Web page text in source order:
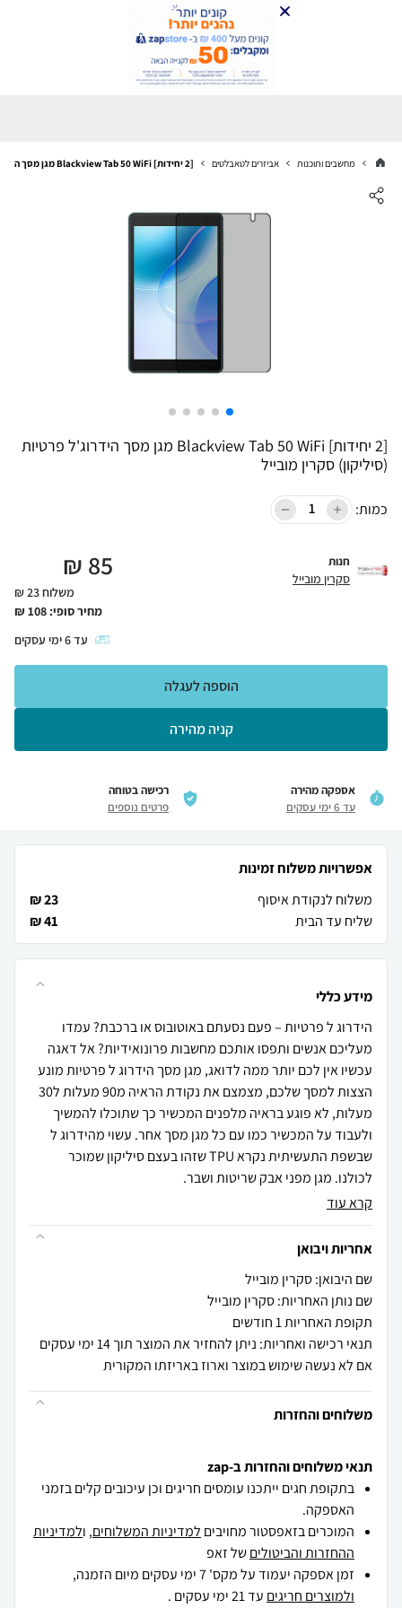
מחשבים ותוכנות אביזרים לטאבלטים [2 יחידות] Blackview Tab 50 WiFi מגן מסך הידרוג'ל פרטיות (סיליקון) סקרין מובייל
[2 יחידות] Blackview Tab 50 WiFi מגן מסך הידרוג'ל פרטיות
(סיליקון) סקרין מובייל
כמות:
חנות
סקרין מובייל 85
₪
משלוח 23 ₪
מחיר סופי: 108
₪
עד6ימי עסקים
קניה מהירה
הוספה לעגלה
אספקה מהירה
עד 6 ימי עסקים
רכישה בטוחה
פרטים נוספים
אפשרויות משלוח זמינות
משלוח לנקודת איסוף
23 ₪
שליח עד הבית
41 ₪
מידע כללי
הידרוג ל פרטיות – פעם נסעתם באוטובוס או ברכבת? עמדו
מעליכם אנשים ותפסו אותכם מחשבות פרונואידיות? אל דאגה
עכשיו אין לכם יותר ממה לדואג, מגן מסך הידרוג ל פרטיות מונע
הצצות למסך שלכם, מצמצם את נקודת הראיה מ90 מעלות ל30
מעלות, לא פוגע בראיה מלפנים המכשיר כך שתוכלו להמשיך
ולעבוד על המכשיר כמו עם כל מגן מסך אחר. עשוי מהידרוג ל
שבשפת התעשיתית נקרא TPU שזהו בעצם סיליקון שמוכר
לכולנו. מגן מפני אבק שריטות ושבר.
קרא עוד
אחריות ויבואן
שם היבואן: סקרין מובייל
שם נותן האחריות: סקרין מובייל
תקופת האחריות 1 חודשים
תנאי רכישה ואחריות: ניתן להחזיר את המוצר תוך 14 ימי עסקים
אם לא נעשה שימוש במוצר וארוז באריזתו המקורית
משלוחים והחזרות
תנאי משלוחים והחזרות ב-zap
בתקופת חגים ייתכנו עומסים חריגים וכן עיכובים קלים בזמני
האספקה.
המוכרים בזאפסטור מחויבים למדיניות המשלוחים, ולמדיניות
ההחזרות והביטוליםשל זאפ
זמן אספקה יעמוד על מקס' 7 ימי עסקים מיום הזמנה,
ולמוצרים חריגים עד 21 ימי עסקים .